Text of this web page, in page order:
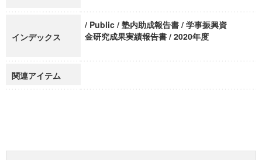
インデックス
/ Public / 塾内助成報告書 / 学事振興資
金研究成果実績報告書 / 2020年度
関連アイテム